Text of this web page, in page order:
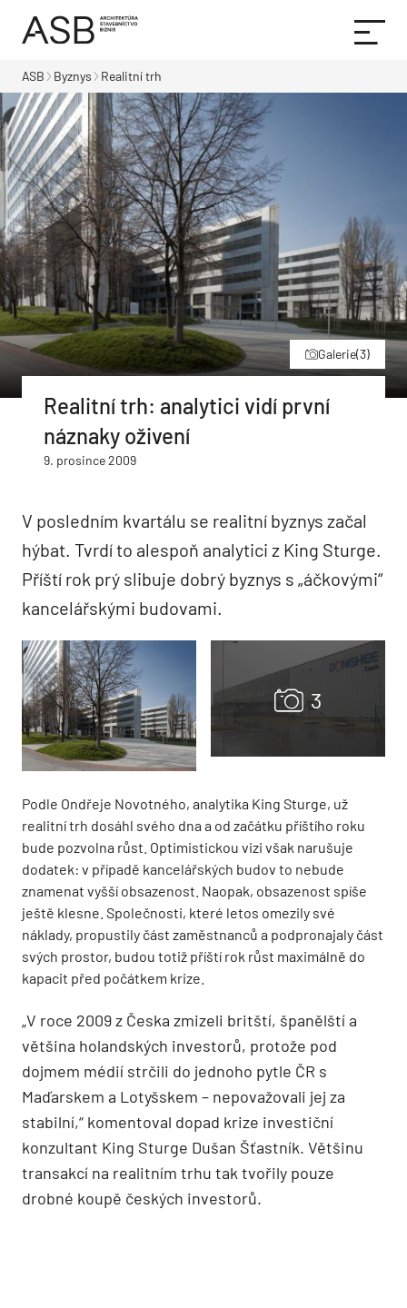
ASB Byznys Realitní trh
Galerie(3)
Realitní trh: analytici vidí první
náznaky oživení
9. prosince 2009
V posledním kvartálu se realitní byznys začal
hýbat. Tvrdí to alespoň analytici z King Sturge.
Příští rok prý slibuje dobrý byznys s „áčkovými“
kancelářskými budovami.
Podle Ondřeje Novotného, analytika King Sturge, už
realitní trh dosáhl svého dna a od začátku příštího roku
bude pozvolna růst. Optimistickou vizi však narušuje
dodatek: v případě kancelářských budov to nebude
znamenat vyšší obsazenost. Naopak, obsazenost spíše
ještě klesne. Společnosti, které letos omezily své
náklady, propustily část zaměstnanců a podpronajaly část
svých prostor, budou totiž příští rok růst maximálně do
kapacit před počátkem krize.
„V roce 2009 z Česka zmizeli britští, španělští a
většina holandských investorů, protože pod
dojmem médií strčili do jednoho pytle ČR s
Maďarskem a Lotyšskem – nepovažovali jej za
stabilní,“ komentoval dopad krize investiční
konzultant King Sturge Dušan Šťastník. Většinu
transakcí na realitním trhu tak tvořily pouze
drobné koupě českých investorů.